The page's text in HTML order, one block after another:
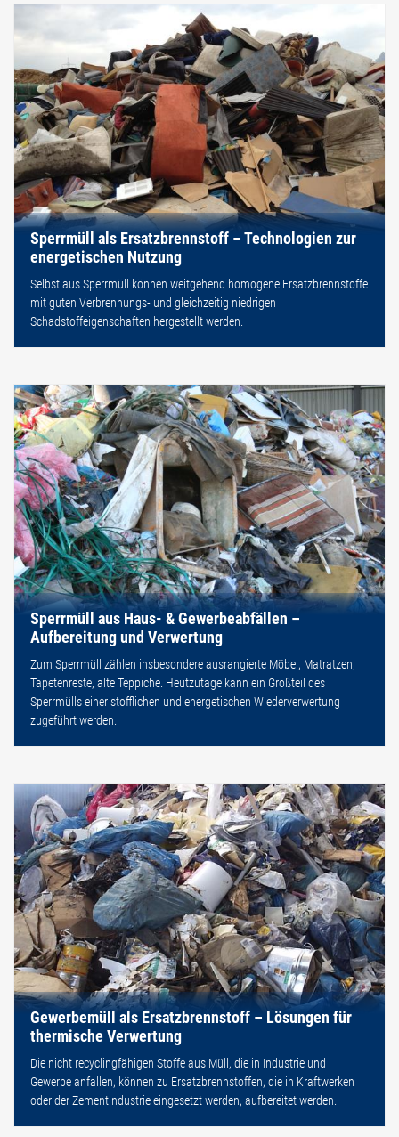
Sperrmüll als Ersatzbrennstoff – Technologien zur
energetischen Nutzung
Selbst aus Sperrmüll können weitgehend homogene Ersatzbrennstoffe
mit guten Verbrennungs- und gleichzeitig niedrigen
Schadstoffeigenschaften hergestellt werden.
Sperrmüll aus Haus- & Gewerbeabfällen –
Aufbereitung und Verwertung
Zum Sperrmüll zählen insbesondere ausrangierte Möbel, Matratzen,
Tapetenreste, alte Teppiche. Heutzutage kann ein Großteil des
Sperrmülls einer stofflichen und energetischen Wiederverwertung
zugeführt werden.
Gewerbemüll als Ersatzbrennstoff – Lösungen für
thermische Verwertung
Die nicht recyclingfähigen Stoffe aus Müll, die in Industrie und
Gewerbe anfallen, können zu Ersatzbrennstoffen, die in Kraftwerken
oder der Zementindustrie eingesetzt werden, aufbereitet werden.